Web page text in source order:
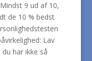
9 ud af 10,
de 10 % bedst
Lav
har ikke så